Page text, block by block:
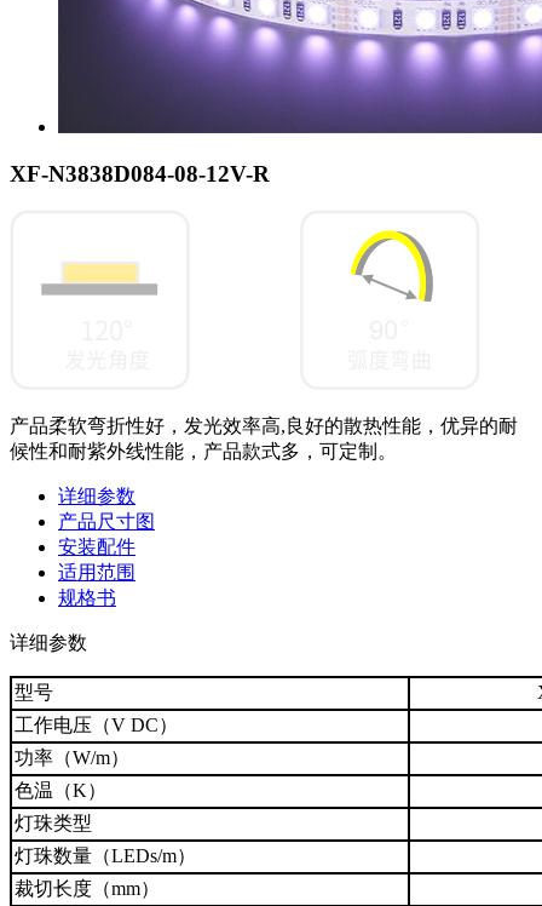
XF-N3838D084-08-12V-R
产品柔软弯折性好，发光效率高,良好的散热性能，优异的耐
候性和耐紫外线性能，产品款式多，可定制。
详细参数
产品尺寸图
安装配件
适用范围
规格书
详细参数
型号
工作电压（V DC）
功率（W/m）
色温（K）
灯珠类型
灯珠数量（LEDs/m）
裁切长度（mm）